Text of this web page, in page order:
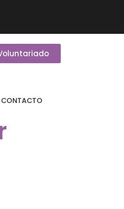
CONTACTO